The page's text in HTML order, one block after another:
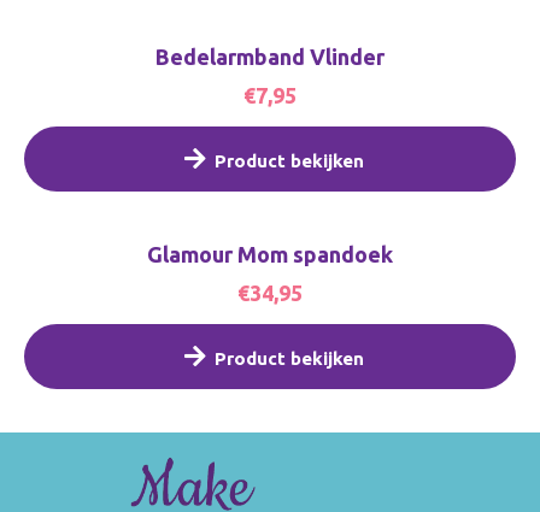
Bedelarmband Vlinder
€7,95
Product bekijken
Glamour Mom spandoek
€34,95
Product bekijken